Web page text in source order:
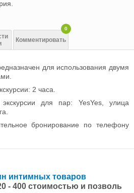
Комментировать
0
для использования двумя
2 часа.
для пар: YesYes, улица
бронирование по телефону
интимных товаров
- 400 стоимостью и позволь